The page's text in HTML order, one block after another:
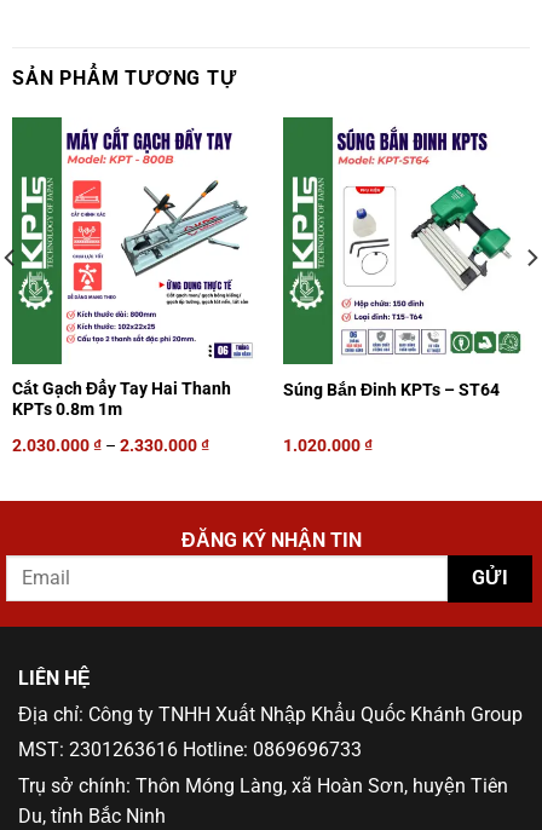
SẢN PHẨM TƯƠNG TỰ
Cắt Gạch Đẩy Tay Hai Thanh
KPTs 0.8m 1m
2.030.000₫– 2.330.000₫
Súng Bắn Đinh KPTs – ST64
1.020.000₫
ĐĂNG KÝ NHẬN TIN
LIÊN HỆ
Địa chỉ: Công ty TNHH Xuất Nhập Khẩu Quốc Khánh Group
MST: 2301263616 Hotline: 0869696733
Trụ sở chính: Thôn Móng Làng, xã Hoàn Sơn, huyện Tiên
Du, tỉnh Bắc Ninh